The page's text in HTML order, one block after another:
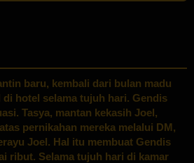
baru, kembali dari bulan madu
di hotel selama tujuh hari. Gendis
Tasya, mantan kekasih Joel,
pernikahan mereka melalui DM,
Joel. Hal itu membuat Gendis
ribut. Selama tujuh hari di kamar